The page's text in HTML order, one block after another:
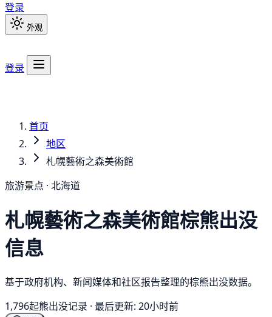
登录
外观
登录
首页
地区
札幌藝術之森美術館
旅游景点 · 北海道
札幌藝術之森美術館棕熊出没
信息
基于政府机构、新闻媒体和社区报告整理的棕熊出没数据。
1,796起熊出没记录 · 最后更新: 20小时前